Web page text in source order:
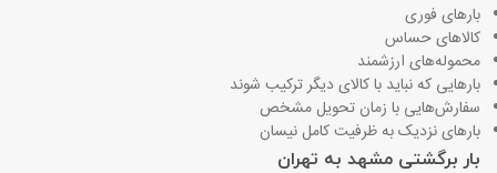
بارهای فوری
کالاهای حساس
محموله‌های ارزشمند
بارهایی که نباید با کالای دیگر ترکیب شوند
سفارش‌هایی با زمان تحویل مشخص
بارهای نزدیک به ظرفیت کامل نیسان
بار برگشتی مشهد به تهران